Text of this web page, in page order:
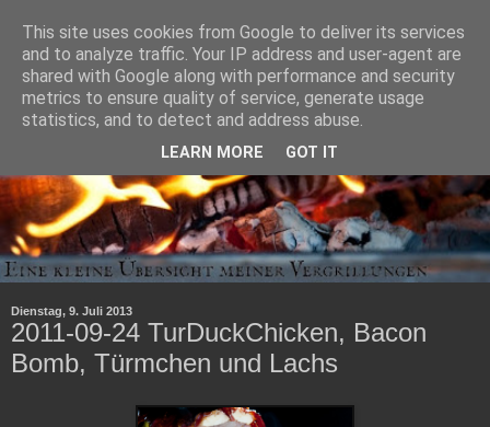
Dienstag, 9. Juli 2013
2011-09-24 TurDuckChicken, Bacon
Bomb, Türmchen und Lachs
This site uses cookies from Google to deliver its services
and to analyze traffic. Your IP address and user-agent are
shared with Google along with performance and security
metrics to ensure quality of service, generate usage
statistics, and to detect and address abuse.
LEARN MORE GOT IT